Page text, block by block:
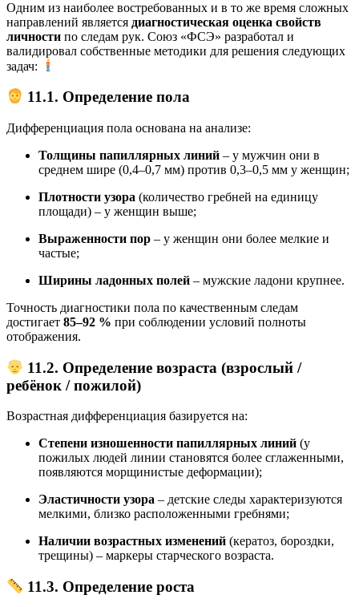
Одним из наиболее востребованных и в то же время сложных
направлений является диагностическая оценка свойств
личности по следам рук. Союз «ФСЭ» разработал и
валидировал собственные методики для решения следующих
задач:
11.1. Определение пола
Дифференциация пола основана на анализе:
Толщины папиллярных линий – у мужчин они в
среднем шире (0,4–0,7 мм) против 0,3–0,5 мм у женщин;
Плотности узора (количество гребней на единицу
площади) – у женщин выше;
Выраженности пор – у женщин они более мелкие и
частые;
Ширины ладонных полей – мужские ладони крупнее.
Точность диагностики пола по качественным следам
достигает 85–92 % при соблюдении условий полноты
отображения.
11.2. Определение возраста (взрослый /
ребёнок / пожилой)
Возрастная дифференциация базируется на:
Степени изношенности папиллярных линий (у
пожилых людей линии становятся более сглаженными,
появляются морщинистые деформации);
Эластичности узора – детские следы характеризуются
мелкими, близко расположенными гребнями;
Наличии возрастных изменений (кератоз, бороздки,
трещины) – маркеры старческого возраста.
11.3. Определение роста